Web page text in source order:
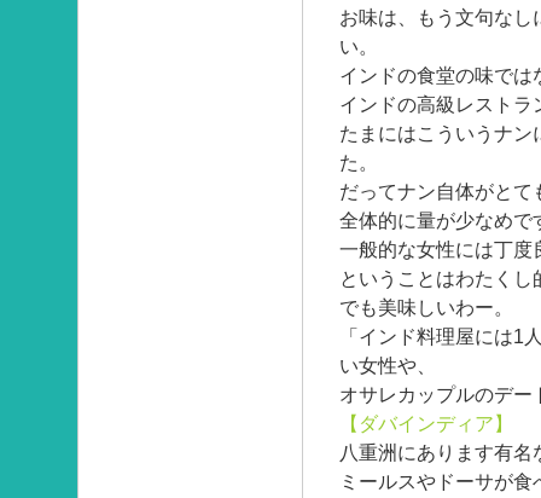
お味は、もう文句な
い。
インドの食堂の味では
インドの高級レスト
たまにはこういうナ
た。
だってナン自体がと
全体的に量が少なめで
一般的な女性には丁度
ということはわたく
でも美味しいわー。
「インド料理屋には1
い女性や、
オサレカップルのデ
【ダバインディア】
八重洲にあります有
ミールスやドーサが食